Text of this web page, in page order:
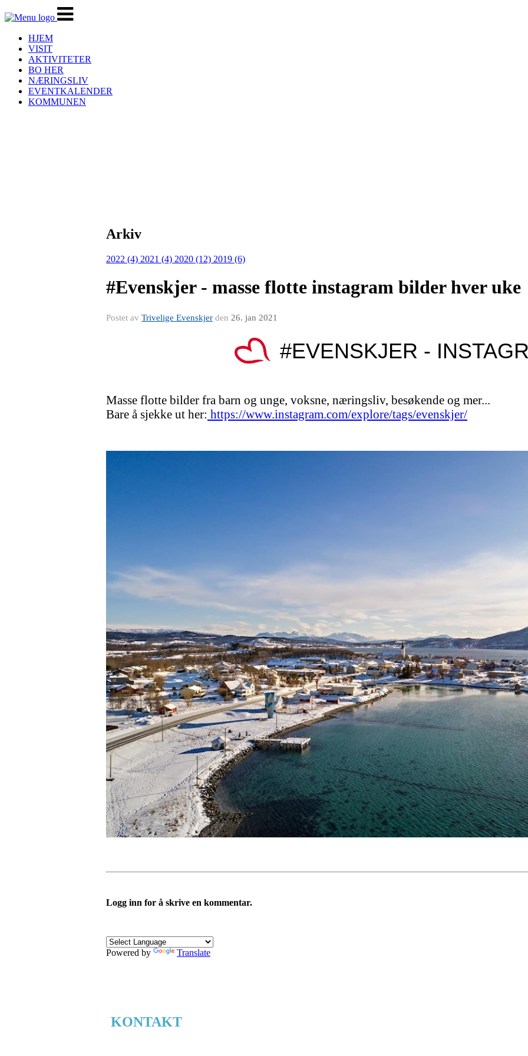
Veksle
navigasjon
HJEM
VISIT
AKTIVITETER
BO HER
NÆRINGSLIV
EVENTKALENDER
KOMMUNEN
Arkiv
2022 (4) 2021 (4) 2020 (12) 2019 (6)
#Evenskjer - masse flotte instagram bilder hver uke
Postet av Trivelige Evenskjer den 26. jan 2021
#EVENSKJER -
Masse flotte bilder fra barn og unge, voksne, næringsliv, besøkende og mer...
Bare å sjekke ut her: https://www.instagram.com/explore/tags/evenskjer/
Logg inn for å skrive en kommentar.
Powered by Translate
KONTAKT